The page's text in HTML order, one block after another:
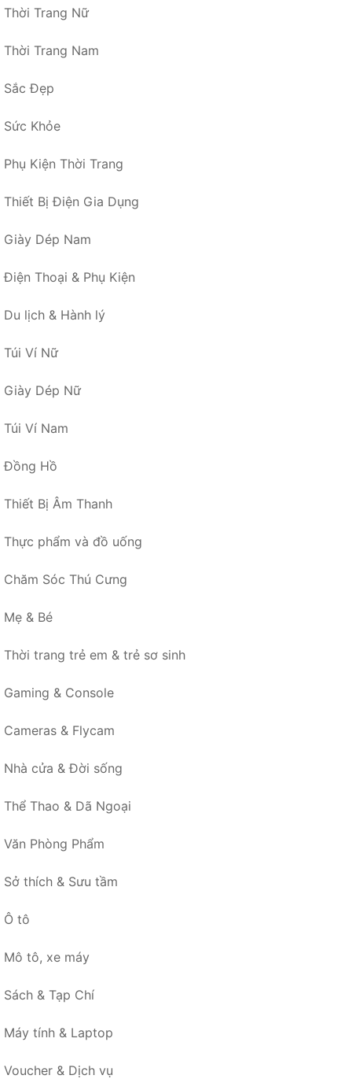
Thời Trang Nữ
Thời Trang Nam
Sắc Đẹp
Sức Khỏe
Phụ Kiện Thời Trang
Thiết Bị Điện Gia Dụng
Giày Dép Nam
Điện Thoại & Phụ Kiện
Du lịch & Hành lý
Túi Ví Nữ
Giày Dép Nữ
Túi Ví Nam
Đồng Hồ
Thiết Bị Âm Thanh
Thực phẩm và đồ uống
Chăm Sóc Thú Cưng
Mẹ & Bé
Thời trang trẻ em & trẻ sơ sinh
Gaming & Console
Cameras & Flycam
Nhà cửa & Đời sống
Thể Thao & Dã Ngoại
Văn Phòng Phẩm
Sở thích & Sưu tầm
Ô tô
Mô tô, xe máy
Sách & Tạp Chí
Máy tính & Laptop
Voucher & Dịch vụ